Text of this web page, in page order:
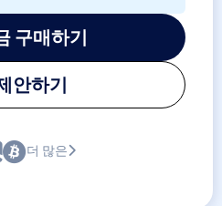
구매하기
안하기
더 많은